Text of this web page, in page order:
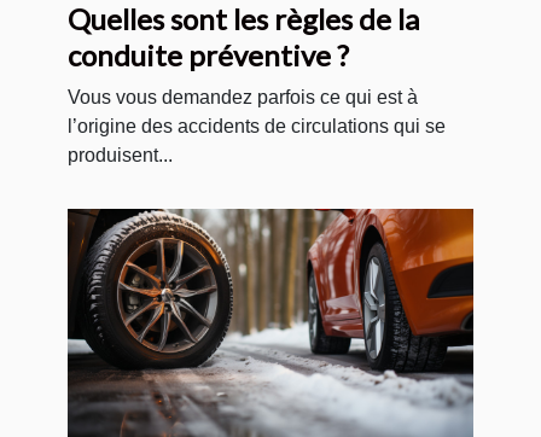
Quelles sont les règles de la
conduite préventive ?
Vous vous demandez parfois ce qui est à
l’origine des accidents de circulations qui se
produisent...